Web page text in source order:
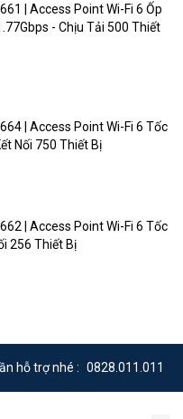
| Access Point Wi-Fi 6 Ốp
- Chịu Tải 500 Thiết
| Access Point Wi-Fi 6 Tốc
Nối 750 Thiết Bị
| Access Point Wi-Fi 6 Tốc
256 Thiết Bị
hỗ trợ nhé : 0828.011.011